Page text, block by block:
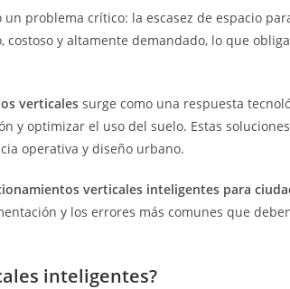
problema crítico: la escasez de espacio
y altamente demandado, lo que
verticales surge como una respuesta
y optimizar el uso del suelo. Estas
operativa y diseño urbano.
verticales inteligentes para
y los errores más comunes que
inteligentes?